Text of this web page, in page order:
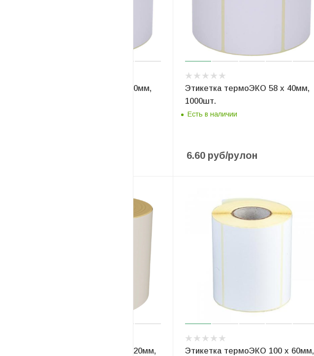
Этикетка термоЭКО 58 x 40мм,
Этикетка термоЭКО 58 x 40мм,
1000шт.
Есть в наличии
6.60 руб/рулон
Этикетка термоЭКО 75 x 120мм,
Этикетка термоЭКО 100 x 60мм,